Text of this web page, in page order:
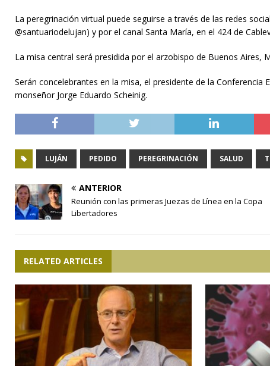
La peregrinación virtual puede seguirse a través de las redes
@santuariodelujan) y por el canal Santa María, en el 424 de
La misa central será presidida por el arzobispo de Buenos Aires,
Serán concelebrantes en la misa, el presidente de la
monseñor Jorge Eduardo Scheinig.
LUJÁN PEDIDO PEREGRINACIÓN SALUD
ANTERIOR
Reunión con las primeras Juezas de Línea en la Copa
Libertadores
RELATED ARTICLES